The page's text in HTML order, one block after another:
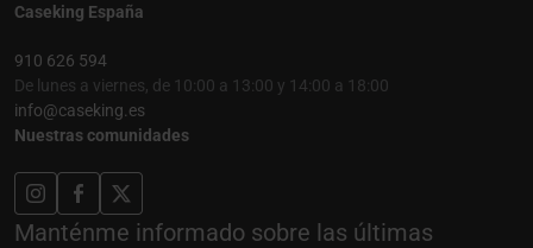
Caseking España
910 626 594
De lunes a viernes, de 10:00 a 13:00 y 14:00 a 18:00
info@caseking.es
Nuestras comunidades
Manténme informado sobre las últimas